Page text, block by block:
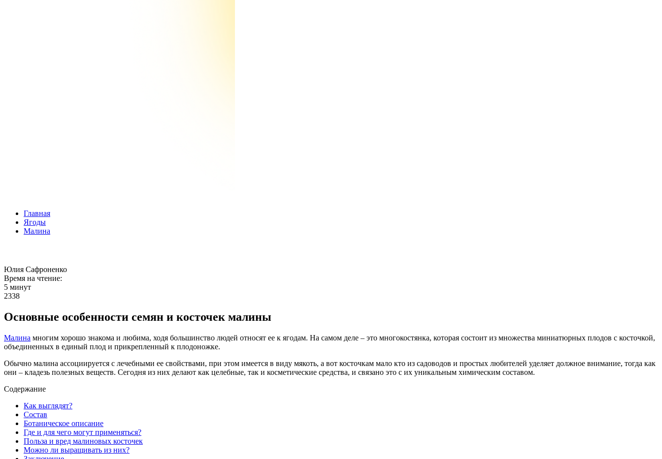
Главная
Ягоды
Малина
Юлия Сафроненко
Время на чтение:
5 минут
2338
Основные особенности семян и косточек малины
Малина многим хорошо знакома и любима, ходя большинство людей относят ее к ягодам. На самом деле – это многокостянка, которая состоит из множества миниатюрных плодов с косточкой,
объединенных в единый плод и прикрепленный к плодоножке.
Обычно малина ассоциируется с лечебными ее свойствами, при этом имеется в виду мякоть, а вот косточкам мало кто из садоводов и простых любителей уделяет должное внимание, тогда как
они – кладезь полезных веществ. Сегодня из них делают как целебные, так и косметические средства, и связано это с их уникальным химическим составом.
Содержание
Как выглядят?
Состав
Ботаническое описание
Где и для чего могут применяться?
Польза и вред малиновых косточек
Можно ли выращивать из них?